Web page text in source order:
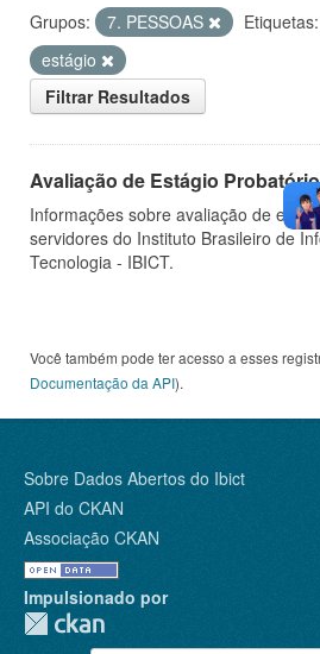
Grupos: 7. PESSOAS Etiquetas:
estágio
Filtrar Resultados
Avaliação de Estágio Probatório
Informações sobre avaliação de
servidores do Instituto Brasileiro de
Tecnologia - IBICT.
Você também pode ter acesso a esses
Documentação da API).
Sobre Dados Abertos do Ibict
API do CKAN
Associação CKAN
Impulsionado por